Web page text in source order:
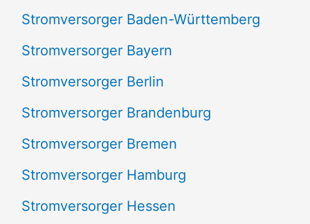
h
:
Stromversorger Baden-Württemberg
Stromversorger Bayern
Stromversorger Berlin
Stromversorger Brandenburg
Stromversorger Bremen
Stromversorger Hamburg
Stromversorger Hessen